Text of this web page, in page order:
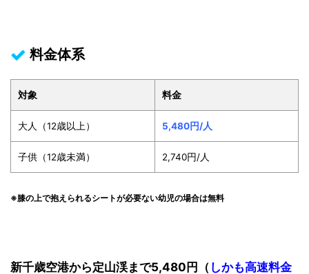
料金体系
対象 料金
大人（12歳以上） 5,480円/人
子供（12歳未満） 2,740円/人
※膝の上で抱えられるシートが必要ない幼児の場合は無料
新千歳空港から定山渓まで5,480円（ しかも高速料金